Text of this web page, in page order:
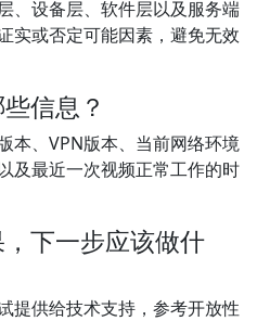
、设备层、软件层以及服务端
实或否定可能因素，避免无效
信息？
本、VPN版本、当前网络环境
及最近一次视频正常工作的时
下一步应该做什
提供给技术支持，参考开放性